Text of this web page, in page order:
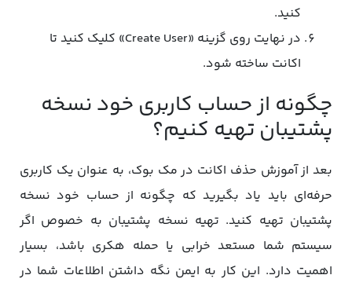
کنید.
در نهایت روی گزینه «Create User» کلیک کنید تا
اکانت ساخته شود.
چگونه از حساب کاربری خود نسخه
پشتیبان تهیه کنیم؟
بعد از آموزش حذف اکانت در مک بوک، به عنوان یک کاربری
حرفه‌ای باید یاد بگیرید که چگونه از حساب خود نسخه
پشتیبان تهیه کنید. تهیه نسخه پشتیبان به خصوص اگر
سیستم شما مستعد خرابی یا حمله هکری باشد، بسیار
اهمیت دارد. این کار به ایمن نگه‌ داشتن اطلاعات شما در